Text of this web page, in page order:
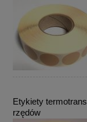
Etykiety
rzędów